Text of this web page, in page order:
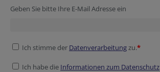
Geben Sie bitte Ihre E-Mail Adresse ein
Ich stimme der Datenverarbeitungzu.*
Ich habe die Informationen zum Datenschutz